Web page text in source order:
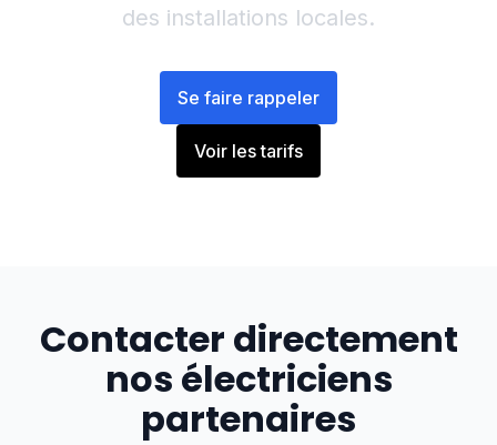
des installations locales.
Se faire rappeler
Voir les tarifs
Contacter directement
nos électriciens
partenaires